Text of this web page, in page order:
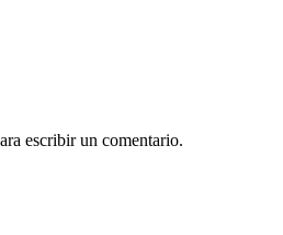
escribir un comentario.